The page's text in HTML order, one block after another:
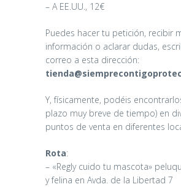
– A EE.UU., 12€
Puedes hacer tu petición, recibir
información o aclarar dudas,
correo a esta dirección:
Y, físicamente, podéis
plazo muy breve de tiempo) en
puntos de venta en diferentes
Rota:
– «Regly cuido tu mascota»
y felina en Avda. de la Libertad 7